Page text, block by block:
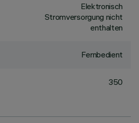
Elektronisch
Stromversorgung nicht
enthalten
Fernbedient
350